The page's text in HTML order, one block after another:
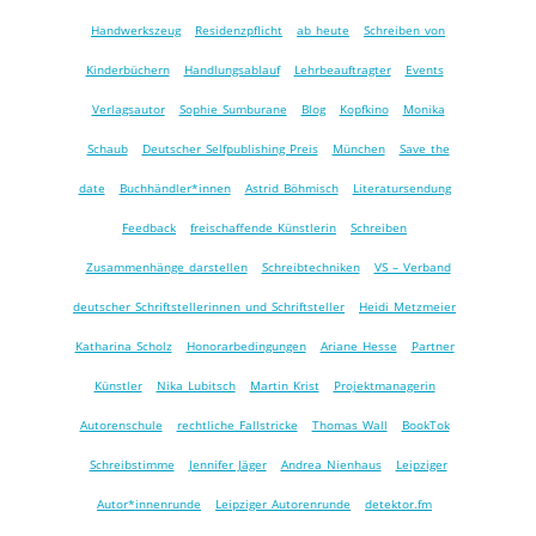
Handwerkszeug Residenzpflicht ab heute Schreiben von
Kinderbüchern Handlungsablauf Lehrbeauftragter Events
Verlagsautor Sophie Sumburane Blog Kopfkino Monika
Schaub Deutscher Selfpublishing Preis München Save the
date Buchhändler*innen Astrid Böhmisch Literatursendung
Feedback freischaffende Künstlerin Schreiben
Zusammenhänge darstellen Schreibtechniken VS – Verband
deutscher Schriftstellerinnen und Schriftsteller Heidi Metzmeier
Katharina Scholz Honorarbedingungen Ariane Hesse Partner
Künstler Nika Lubitsch Martin Krist Projektmanagerin
Autorenschule rechtliche Fallstricke Thomas Wall BookTok
Schreibstimme Jennifer Jäger Andrea Nienhaus Leipziger
Autor*innen­runde Leipziger Autorenrunde detektor.fm